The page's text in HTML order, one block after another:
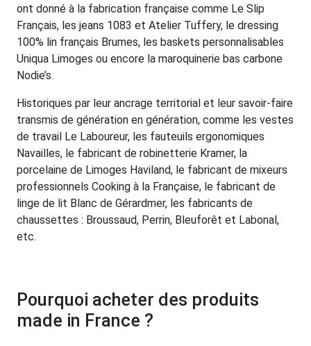
ont donné à la fabrication française comme Le Slip
Français, les jeans 1083 et Atelier Tuffery, le dressing
100% lin français Brumes, les baskets personnalisables
Uniqua Limoges ou encore la maroquinerie bas carbone
Nodie’s.
Historiques par leur ancrage territorial et leur savoir-faire
transmis de génération en génération, comme les vestes
de travail Le Laboureur, les fauteuils ergonomiques
Navailles, le fabricant de robinetterie Kramer, la
porcelaine de Limoges Haviland, le fabricant de mixeurs
professionnels Cooking à la Française, le fabricant de
linge de lit Blanc de Gérardmer, les fabricants de
chaussettes : Broussaud, Perrin, Bleuforêt et Labonal,
etc.
Pourquoi acheter des produits
made in France ?